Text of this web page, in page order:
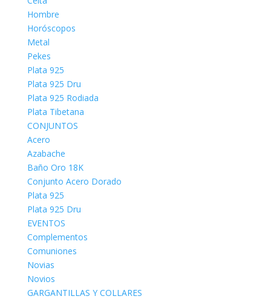
Hombre
Horóscopos
Metal
Pekes
Plata 925
Plata 925 Dru
Plata 925 Rodiada
Plata Tibetana
CONJUNTOS
Acero
Azabache
Baño Oro 18K
Conjunto Acero Dorado
Plata 925
Plata 925 Dru
EVENTOS
Complementos
Comuniones
Novias
Novios
GARGANTILLAS Y COLLARES